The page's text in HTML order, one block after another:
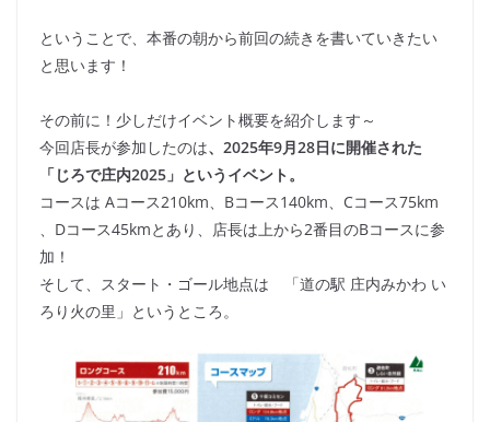
ということで、本番の朝から前回の続きを書いていきたい
と思います！
その前に！少しだけイベント概要を紹介します～
今回店長が参加したのは、2025年9月28日に開催された
「じろで庄内2025」というイベント。
コースは Aコース210km、Bコース140km、Cコース75km
、Dコース45kmとあり、店長は上から2番目のBコースに参
加！
そして、スタート・ゴール地点は 「道の駅 庄内みかわ い
ろり火の里」というところ。